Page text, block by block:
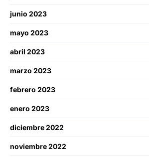
junio 2023
mayo 2023
abril 2023
marzo 2023
febrero 2023
enero 2023
diciembre 2022
noviembre 2022